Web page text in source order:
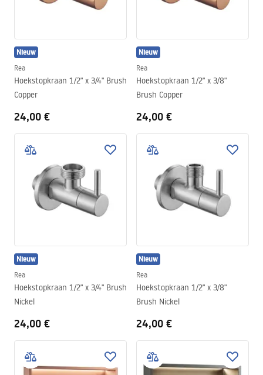
Nieuw
Rea
Hoekstopkraan 1/2" x 3/4" Brush
Copper
24,00 €
Nieuw
Rea
Hoekstopkraan 1/2" x 3/8"
Brush Copper
24,00 €
Nieuw
Rea
Hoekstopkraan 1/2" x 3/4" Brush
Nickel
24,00 €
Nieuw
Rea
Hoekstopkraan 1/2" x 3/8"
Brush Nickel
24,00 €